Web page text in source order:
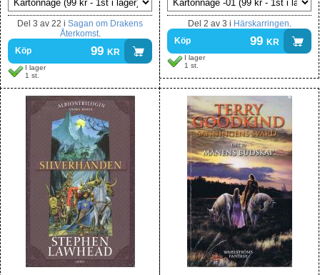
Del 3 av 22 i Sagan om Drakens
Återkomst.
Köp
99 kr
I lager
1 st.
Del 2 av 3 i Härskarringen
Köp
99 kr
I lager
1 st.